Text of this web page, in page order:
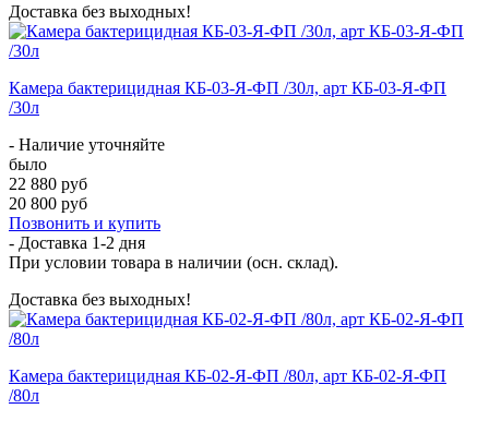
Доставка без выходных!
Камера бактерицидная КБ-03-Я-ФП /30л, арт КБ-03-Я-ФП
/30л
- Наличие уточняйте
было
22 880 руб
20 800 руб
Позвонить и купить
- Доставка 1-2 дня
При условии товара в наличии (осн. склад).
Доставка без выходных!
Камера бактерицидная КБ-02-Я-ФП /80л, арт КБ-02-Я-ФП
/80л